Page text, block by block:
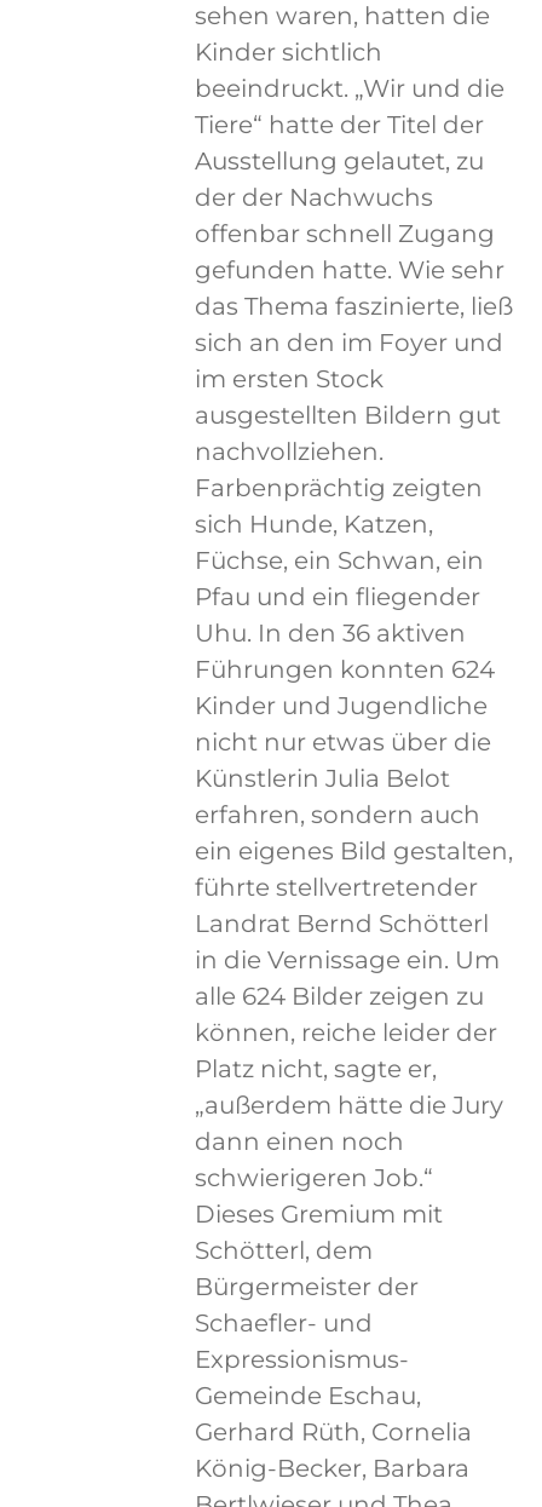
sehen waren, hatten die
Kinder sichtlich
beeindruckt. „Wir und die
Tiere“ hatte der Titel der
Ausstellung gelautet, zu
der der Nachwuchs
offenbar schnell Zugang
gefunden hatte. Wie sehr
das Thema faszinierte, ließ
sich an den im Foyer und
im ersten Stock
ausgestellten Bildern gut
nachvollziehen.
Farbenprächtig zeigten
sich Hunde, Katzen,
Füchse, ein Schwan, ein
Pfau und ein fliegender
Uhu. In den 36 aktiven
Führungen konnten 624
Kinder und Jugendliche
nicht nur etwas über die
Künstlerin Julia Belot
erfahren, sondern auch
ein eigenes Bild gestalten,
führte stellvertretender
Landrat Bernd Schötterl
in die Vernissage ein. Um
alle 624 Bilder zeigen zu
können, reiche leider der
Platz nicht, sagte er,
„außerdem hätte die Jury
dann einen noch
schwierigeren Job.“
Dieses Gremium mit
Schötterl, dem
Bürgermeister der
Schaefler- und
Expressionismus-
Gemeinde Eschau,
Gerhard Rüth, Cornelia
König-Becker, Barbara